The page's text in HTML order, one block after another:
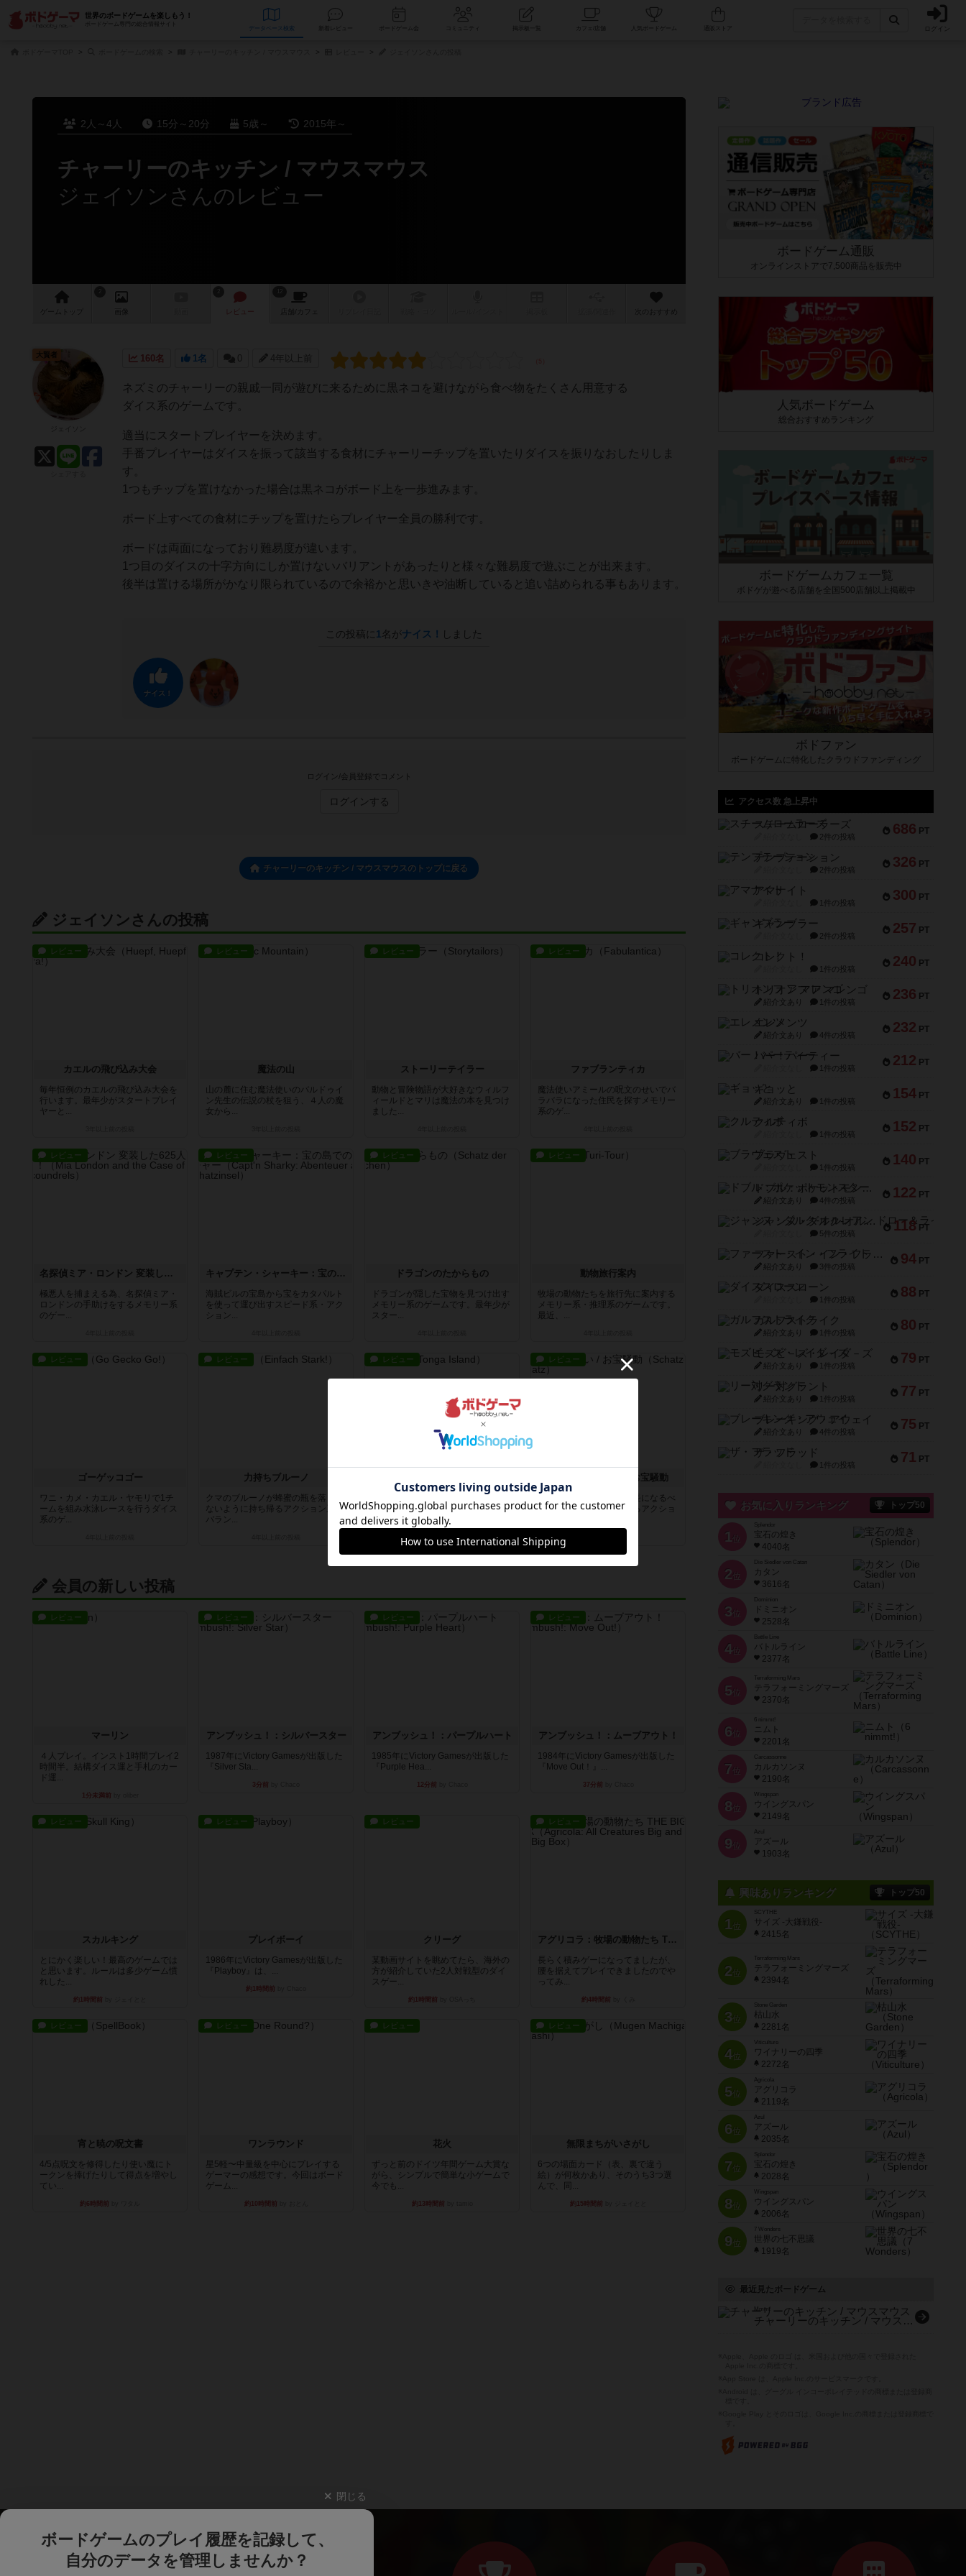
世界のボードゲームを楽しもう！
ボードゲーム専門の総合情報サイト
データベース コミュニティ 人気ボードゲーム ログイン
2人～4人 15分～20分 5歳～ 2015年～
チャーリーのキッチン / マウスマウス
ジェイソンさんのレビュー
ゲーム 画像 レビュー 店舗/ カフェ 次のおすすめ
160名 1名 0 4年以上前
ネズミのチャーリーの親戚一同が遊びに来るために黒ネコを避けながら食べ物をたくさん用意する
ダイス系のゲームです。
適当にスタートプレイヤーを決めます。
手番プレイヤーはダイスを振って該当する食材にチャーリーチップを置いたりダイスを振りなおしたりしま
す。
1つもチップを置けなかった場合は黒ネコがボード上を一歩進みます。
ボード上すべての食材にチップを置けたらプレイヤー全員の勝利です。
ボードは両面になっており難易度が違います。
1つ目のダイスの十字方向にしか置けないバリアントがあったりと様々な難易度で遊ぶことが出来ます。
後半は置ける場所がかなり限られているので余裕かと思いきや油断していると追い詰められる事もあります。
この投稿に 1 名がナイス！ しました
ナイス！
大賢者
ログイン/会員登録でコメント
ログインする
チャーリーのキッチン / マウスマウスのトップに戻る
ジェイソンさんの投稿
レビュー
カエルの飛び込み大会
毎年恒例のカエルの飛び込み大会を
行います。最年少がスタートプレイ
ヤーと...
レビュー
魔法の山
山の麓に住む魔法使いのバルドゥイ
ン先生の伝説の杖を狙う、４人の魔
女から...
レビュー
ストーリーテイラー
動物と冒険物語が大好きなウィルフ
ィールドとマリは魔法の本を見つけ
ました...
レビュー
ファブランティカ
魔法使いアミールの呪文のせいでバ
ラバラになった住民を探すメモリー
系のゲ...
レビュー
名探偵ミア・ロンドン 変装した625人の悪党ども！
極悪人を捕まえる為、名探偵ミア・
ロンドンの手助けをするメモリー系
のゲー...
レビュー
キャプテン・シャーキー：宝の島でのアドベンチャー
海賊ビルの宝島から宝をカタパルト
を使って運び出すスピード系・アク
ション...
レビュー
ドラゴンのたからもの
ドラゴンが隠した宝物を見つけ出す
メモリー系のゲームです。最年少が
スター...
レビュー
動物旅行案内
牧場の動物たちを旅行先に案内する
メモリー系・推理系のゲームです。
最近、...
レビュー
ゴーゲッコゴー
ワニ・カメ・カエル・ヤモリで1チ
ームを組み水泳レースを行うダイス
系のゲ...
レビュー
力持ちブルーノ
クマのブルーノが蜂蜜の瓶を落とさ
ないように持ち帰るアクション系・
バラン...
レビュー
モリー系のゲームです。適当な方法
でスタ...
4年以上前 の投稿
レビュー
お宝つめほうだい / お宝騒動
船員となりラングイバ船長になるべ
く多くのお宝を持って帰るアクショ
会員の新しい投稿
レビュー
マーリン
４人プレイ。インスト1時間プレイ2
時間半。結構ダイス運と手札のカー
ド運...
1分未満前
レビュー
アンブッシュ！：シルバースター
1987年にVictory Gamesが出版した
『Silver Sta...
3分前
レビュー
アンブッシュ！：パープルハート
1985年にVictory Gamesが出版した
『Purple Hea...
12分前
レビュー
アンブッシュ！：ムーブアウト！
1984年にVictory Gamesが出版した
『Move Out！』...
37分前
レビュー
スカルキング
とにかく楽しい！最高のゲームでは
と思います。ルールは多少ゲーム慣
れした...
約1時間前
レビュー
プレイボーイ
1986年にVictory Gamesが出版した
『Playboy』は、...
約1時間前
レビュー
クリーグ
某動画サイトを眺めてたら、海外の
方が紹介していた2人対戦型のダイ
スゲー...
約1時間前
レビュー
アグリコラ：牧場の動物たち THE BIG BOX
長らく積みゲーになってましたが、
腰を据えてプレイできましたのでや
ってみ...
約4時間前
レビュー
宵と暁の呪文書
4/5点呪文を修得したり使い魔にト
ークンを捧げたりして得点を増やし
てい...
約6時間前
レビュー
ワンラウンド
星5軽〜中量級を中心にプレイする
ゲーマーの感想です。今回はボード
ゲーム...
約10時間前
レビュー
花火
ずっと前のドイツ年間ゲーム大賞な
がら、シンプルで簡単な小ゲームで
今でも...
約13時間前
レビュー
無限まちがいさがし
6つの場面カード（表、裏で違う
絵）が何枚かあり、そのうち3つ選
んで、同...
約15時間前
ボードゲーム通販
オンラインストアで7,500商品を販売中
人気ボードゲーム
総合おすすめランキング
ボードゲームカフェ一覧
ボドゲが遊べる店舗を全国500店舗以上掲載中
ボドファン
ボードゲームに特化したクラウドファンディング
アクセス数 急上昇中
686 PT
スチームローラーズ
2件の投稿
326 PT
テンプテーション
2件の投稿
300 PT
アマナイト
1件の投稿
257 PT
ギャンブラー
2件の投稿
240 PT
コレクト！
1件の投稿
236 PT
トリオンフ ア マレンゴ
紹介文あり 1件の投稿
232 PT
エレメンツ
紹介文あり 4件の投稿
212 PT
バー！パーティー
1件の投稿
154 PT
ギョッと
紹介文あり 1件の投稿
152 PT
クルティボ
1件の投稿
140 PT
ブラヴェスト
1件の投稿
122 PT
ドブル：ポケットモンスター
紹介文あり 4件の投稿
118 PT
ジャンヌ・ダルク-オルレアン ドロー＆ライト
5件の投稿
94 PT
ファースト・イン・フライト
紹介文あり 3件の投稿
88 PT
ダイススローン
1件の投稿
80 PT
ガルフストライク
紹介文あり 1件の投稿
79 PT
モズビ－ズ・レイダ－ズ
紹介文あり 1件の投稿
77 PT
リー対グラント
紹介文あり 1件の投稿
75 PT
ブレーキング・アウェイ
紹介文あり 4件の投稿
71 PT
ザ・フラッド
1件の投稿
お気に入りランキング トップ50
1 位
宝石の煌き
4040名
2 位
Die Siedler von Catan
カタン
3616名
3 位
ドミニオン
2528名
4位
Battle Line
バトルライン
2377名
5 位
Terraforming Mars
テラフォーミングマーズ
2370名
6 位
ニムト
2201名
7 位
Carcassonne
カルカソンヌ
2190名
8 位
Wingspan
ウイングスパン
2149名
9 位
Azul
アズール
1903名
興味ありランキング トップ50
1位
SCYTHE
サイズ -大鎌戦役-
2415名
2位
Terraforming Mars
テラフォーミングマーズ
2394名
3位
Stone Garden
枯山水
2281名
4位
Viticulture
ワイナリーの四季
2272名
5位
Agricola
アグリコラ
2119名
6位
Azul
アズール
2035名
7位
宝石の煌き
2028名
8位
Wingspan
ウイングスパン
2006名
9位
7 Wonders
世界の七不思議
1919名
最近見たボードゲーム
Mmm!
チャーリーのキッチン / マウスマウス
閉じる
ボードゲームのプレイ履歴を記録して、
自分のデータを管理しませんか？